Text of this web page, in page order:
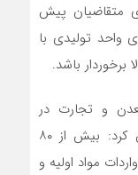
متقاضیان پیش
واحد تولیدی با
و تجارت در
خصوص کالاهای وارداتی کشور نیز بیان کرد: بیش از ۸۰
مواد اولیه و